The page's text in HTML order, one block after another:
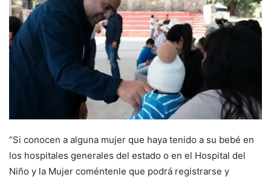
“Si conocen a alguna mujer que haya tenido a su bebé en
los hospitales generales del estado o en el Hospital del
Niño y la Mujer coméntenle que podrá registrarse y